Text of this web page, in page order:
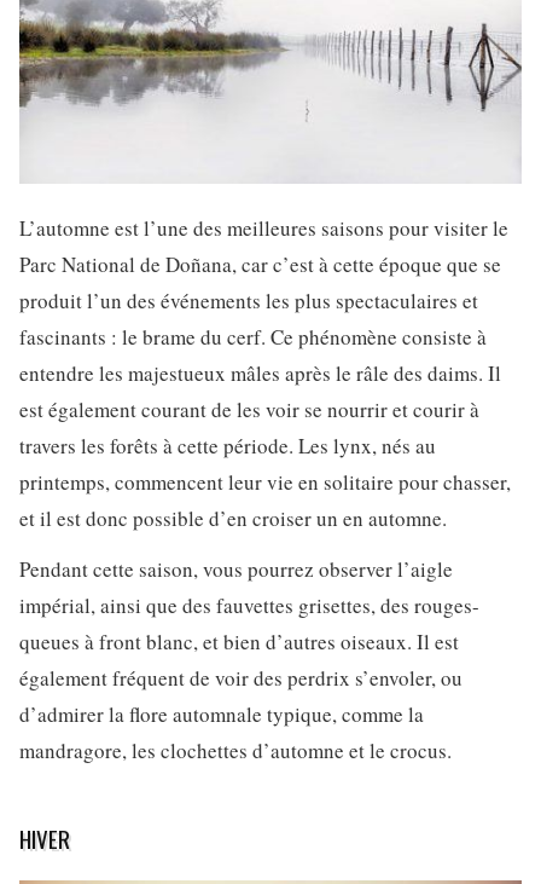
L’automne est l’une des meilleures saisons pour visiter le
Parc National de Doñana, car c’est à cette époque que se
produit l’un des événements les plus spectaculaires et
fascinants : le brame du cerf. Ce phénomène consiste à
entendre les majestueux mâles après le râle des daims. Il
est également courant de les voir se nourrir et courir à
travers les forêts à cette période. Les lynx, nés au
printemps, commencent leur vie en solitaire pour chasser,
et il est donc possible d’en croiser un en automne.
Pendant cette saison, vous pourrez observer l’aigle
impérial, ainsi que des fauvettes grisettes, des rouges-
queues à front blanc, et bien d’autres oiseaux. Il est
également fréquent de voir des perdrix s’envoler, ou
d’admirer la flore automnale typique, comme la
mandragore, les clochettes d’automne et le crocus.
HIVER